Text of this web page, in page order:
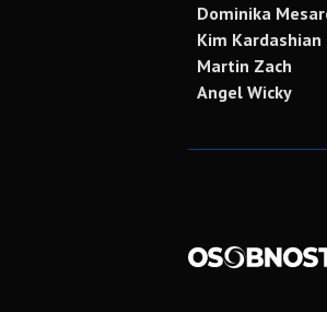
Dominika
Kim Kardashian
Martin Zach
Angel Wicky